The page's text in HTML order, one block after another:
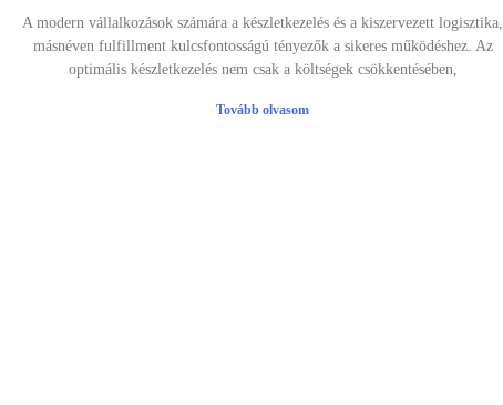
A modern vállalkozások számára a készletkezelés és a kiszervezett logisztika,
másnéven fulfillment kulcsfontosságú tényezők a sikeres működéshez. Az
optimális készletkezelés nem csak a költségek csökkentésében,
Tovább olvasom